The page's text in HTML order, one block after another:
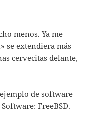
menos. Ya me
se extendiera más
cervecitas delante,
de software
FreeBSD.